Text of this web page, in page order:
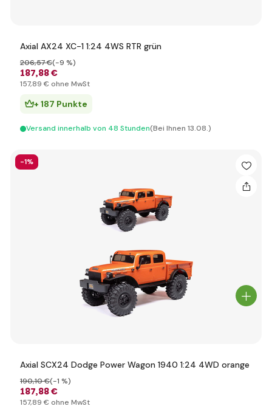
Axial AX24 XC-1 1:24 4WS RTR grün
187,88 €
206,57 €(-9 %)
157,89 € ohne MwSt
+ 187 Punkte
Versand innerhalb von 48 Stunden(Bei Ihnen 13.08.)
-1%
Axial SCX24 Dodge Power Wagon 1940 1:24 4WD orange
187,88 €
190,10 €(-1 %)
157,89 € ohne MwSt